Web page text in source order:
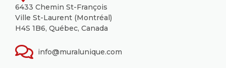
6433 Chemin St-François
Ville St-Laurent (Montréal)
H4S 1B6, Québec, Canada
info@muralunique.com